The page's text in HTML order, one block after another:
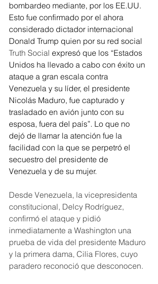
bombardeo mediante, por los EE.UU.
Esto fue confirmado por el ahora
considerado dictador internacional
Donald Trump quien por su red social
Truth Social expresó que los “Estados
Unidos ha llevado a cabo con éxito un
ataque a gran escala contra
Venezuela y su líder, el presidente
Nicolás Maduro, fue capturado y
trasladado en avión junto con su
esposa, fuera del país”. Lo que no
dejó de llamar la atención fue la
facilidad con la que se perpetró el
secuestro del presidente de
Venezuela y de su mujer.
Desde Venezuela, la vicepresidenta
constitucional, Delcy Rodríguez,
confirmó el ataque y pidió
inmediatamente a Washington una
prueba de vida del presidente Maduro
y la primera dama, Cilia Flores, cuyo
paradero reconoció que desconocen.